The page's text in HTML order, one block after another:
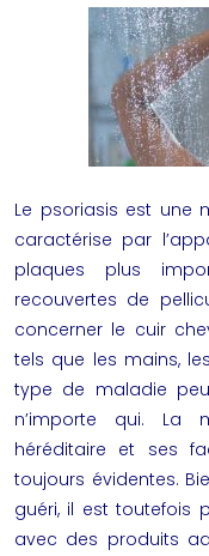
Le psoriasis est une
caractérise par
plaques plus
recouvertes de
concerner le cuir
tels que les mains,
type de maladie
n’importe qui. La
héréditaire et ses
toujours évidentes.
guéri, il est toutefois
avec des produits